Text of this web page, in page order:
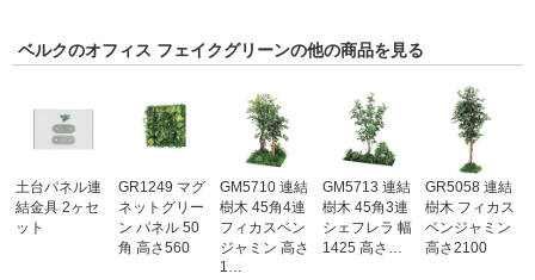
ベルクのオフィス フェイクグリーンの他の商品を見る
土台パネル連
結金具 2ヶセ
ット
GR1249 マグ
ネットグリー
ン パネル 50
角 高さ560
GM5710 連結
樹木 45角4連
フィカスベン
ジャミン 高さ
1…
GM5713 連結
樹木 45角3連
シェフレラ 幅
1425 高さ…
GR5058 連結
樹木 フィカス
ベンジャミン
高さ2100